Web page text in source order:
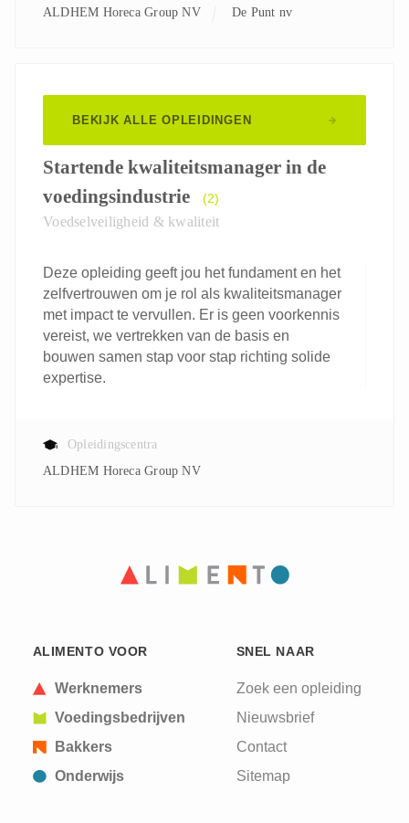
ALDHEM Horeca Group NV
De Punt nv
BEKIJK ALLE OPLEIDINGEN
Startende kwaliteitsmanager in de
voedingsindustrie
(2)
Voedselveiligheid & kwaliteit
Deze opleiding geeft jou het fundament en het
zelfvertrouwen om je rol als kwaliteitsmanager
met impact te vervullen. Er is geen voorkennis
vereist, we vertrekken van de basis en
bouwen samen stap voor stap richting solide
expertise.
Opleidingscentra
ALDHEM Horeca Group NV
ALIMENTO VOOR
Werknemers
Voedingsbedrijven
Bakkers
Onderwijs
SNEL NAAR
Zoek een opleiding
Nieuwsbrief
Contact
Sitemap